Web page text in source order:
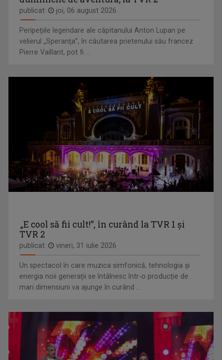
CULTURA MINORITĂŢILOR
Redacțiile Maghiară, Germană și Alte ...
REȚEAUA DE IDOLI
O emisiune dedicată tuturor celor dornici să ...
CAP COMPAS
De peste zece ani, „Cap compas” este o ...
CRISTINA SOARE
Cristina Soare e jurnalista care ne aduce nu ...
STELA POPA
Stela și-a împlinit visul din copilărie: să ...
publicat: joi, 06 august 2026
Peripeţiile legendare ale căpitanului Anton Lupan pe
velierul „Speranţa”, în căutarea prietenului său francez
Pierre Vaillant, pot fi ...
„E cool să fii cult!”, în curând la TVR 1 și
TVR 2
publicat: vineri, 31 iulie 2026
Un spectacol în care muzica simfonică, tehnologia și
energia noii generații se întâlnesc într-o producție de
mari dimensiuni va ajunge în curând ...